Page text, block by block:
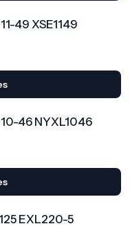
49 XSE1149
46 NYXL1046
EXL220-5